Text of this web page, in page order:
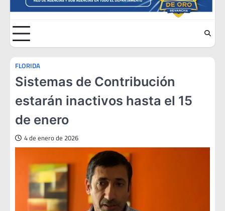
FLORIDA
Sistemas de Contribución
estarán inactivos hasta el 15
de enero
4 de enero de 2026